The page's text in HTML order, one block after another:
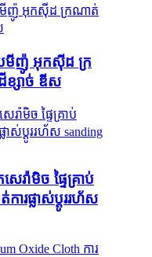
ញ៉ូ អុកស៊ីដ ក្រ
ដីខ្សាច់ ឌីស
ាមិច ផ្ទៃគ្រាប់
ារផ្លាស់ប្តូររហ័ស